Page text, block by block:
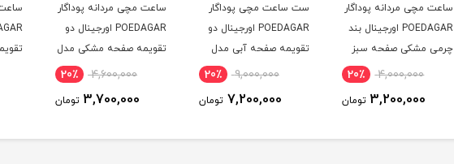
ساعت مچی مردانه پوداگار
POEDAGAR اورجينال بند
چرمی مشکی صفحه سبز
4,000,000 20٪
3,200,000 تومان
ست ساعت مچی پوداگار
POEDAGAR اورجينال دو
تقويمه صفحه آبی مدل
9,000,000 20٪
7,200,000 تومان
ساعت مچی مردانه پوداگار
POEDAGAR اورجينال دو
تقويمه صفحه مشکی مدل
4,600,000 20٪
3,700,000 تومان